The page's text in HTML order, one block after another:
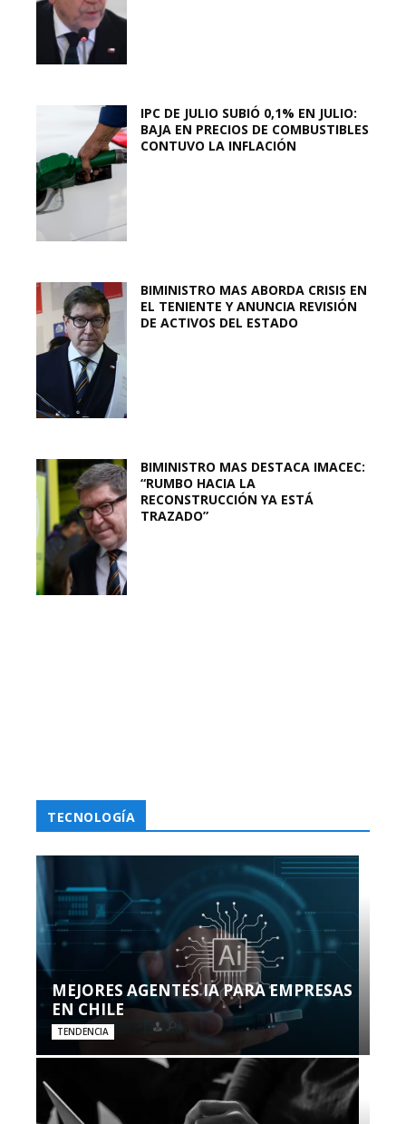
IPC DE JULIO SUBIÓ 0,1% EN JULIO:
BAJA EN PRECIOS DE COMBUSTIBLES
CONTUVO LA INFLACIÓN
BIMINISTRO MAS ABORDA CRISIS EN
EL TENIENTE Y ANUNCIA REVISIÓN
DE ACTIVOS DEL ESTADO
BIMINISTRO MAS DESTACA IMACEC:
“RUMBO HACIA LA
RECONSTRUCCIÓN YA ESTÁ
TRAZADO”
TECNOLOGÍA
MEJORES AGENTES IA PARA EMPRESAS
EN CHILE
TENDENCIA